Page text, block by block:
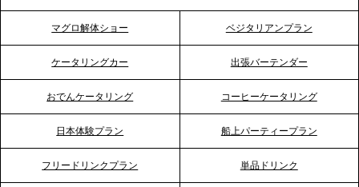
2026.4.21
プレスリリースのご案内｜「温かな食」が会話のス
イッチに。新入社員研修で《食体験としてのケータ
プレスリリースのご案内｜ケータリングのセカンド
マグロ解体ショー ベジタリアンプラン
ケータリングカー 出張バーテンダー
おでんケータリング コーヒーケータリング
日本体験プラン 船上パーティープラン
フリードリンクプラン 単品ドリンク